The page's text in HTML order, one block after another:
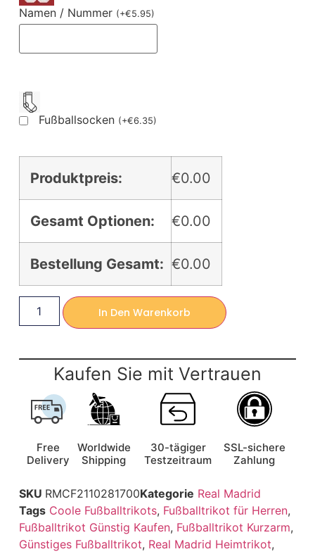
Namen / Nummer (+€5.95)
Fußballsocken (+€6.35)
Produktpreis: €0.00
Gesamt Optionen: €0.00
Bestellung Gesamt: €0.00
In Den Warenkorb
Kaufen Sie mit Vertrauen
Free
Delivery
Worldwide
Shipping
30-tägiger
Testzeitraum
SSL-sichere
Zahlung
SKU RMCF2110281700Kategorie Real Madrid
Tags Coole Fußballtrikots, Fußballtrikot für Herren,
Fußballtrikot Günstig Kaufen, Fußballtrikot Kurzarm,
Günstiges Fußballtrikot, Real Madrid Heimtrikot,